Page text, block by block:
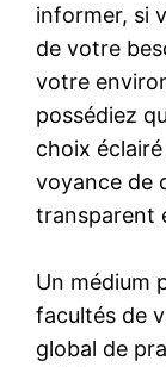
informer, si
de votre
votre
possédiez
choix
voyance de
transparent
Un médium
facultés de
global de